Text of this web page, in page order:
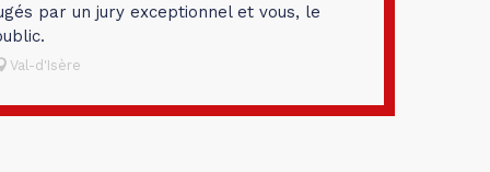
par un jury exceptionnel et vous, le
Val-d'Isère